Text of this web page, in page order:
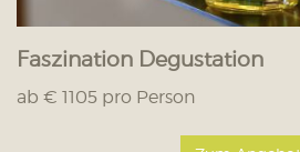
Faszination Degustation
ab € 1105 pro Person